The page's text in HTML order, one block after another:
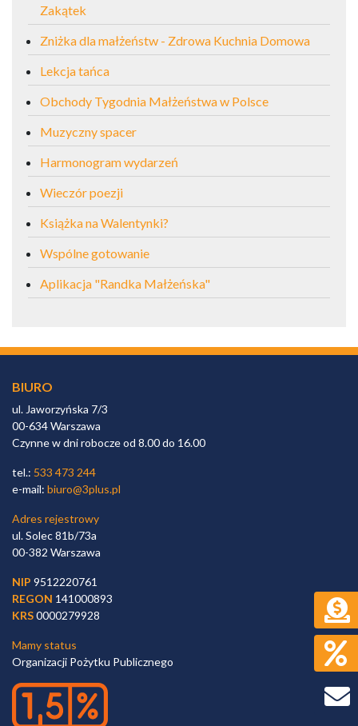
Zakątek
Zniżka dla małżeństw - Zdrowa Kuchnia Domowa
Lekcja tańca
Obchody Tygodnia Małżeństwa w Polsce
Muzyczny spacer
Harmonogram wydarzeń
Wieczór poezji
Książka na Walentynki?
Wspólne gotowanie
Aplikacja "Randka Małżeńska"
BIURO
ul. Jaworzyńska 7/3
00-634 Warszawa
Czynne w dni robocze od 8.00 do 16.00
tel.: 533 473 244
e-mail: biuro@3plus.pl
Adres rejestrowy
ul. Solec 81b/73a
00-382 Warszawa
NIP 9512220761
REGON 141000893
KRS0000279928
Mamy status
Organizacji Pożytku Publicznego